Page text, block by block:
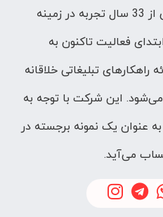
شرکت فرصاد با بیش از 33 سال تجربه در زمینه
فعالیت تاکنون به
راهکارهای تبلیغاتی خلاقانه
این شرکت با توجه به
عنوان یک نمونه برجسته در
می‌آید.